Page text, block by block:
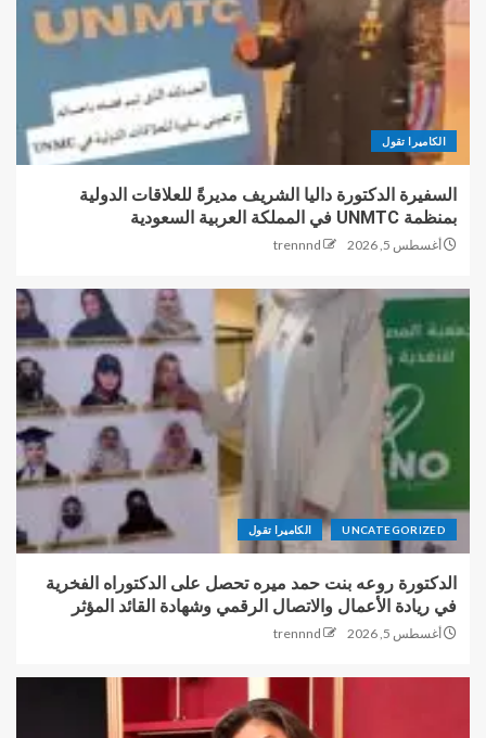
الكاميرا تقول
السفيرة الدكتورة داليا الشريف مديرةً للعلاقات الدولية
بمنظمة UNMTC في المملكة العربية السعودية
أغسطس 5, 2026 trennnd
UNCATEGORIZED الكاميرا تقول
الدكتورة روعه بنت حمد ميره تحصل على الدكتوراه الفخرية
في ريادة الأعمال والاتصال الرقمي وشهادة القائد المؤثر
أغسطس 5, 2026 trennnd